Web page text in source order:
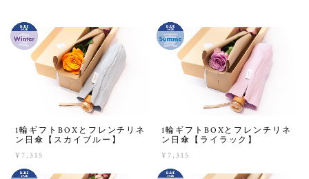
1輪ギフトBOXとフレンチリネ
ン日傘【スカイブルー】
¥7,315
1輪ギフトBOXとフレンチリネ
ン日傘【ライラック】
¥7,315